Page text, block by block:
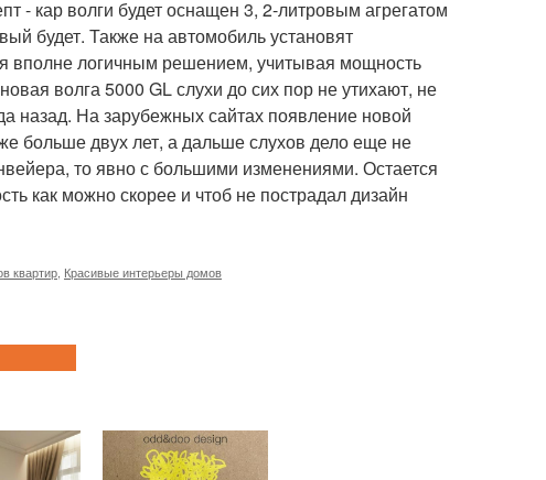
- кар волги будет оснащен 3, 2-литровым агрегатом
будет. Также на автомобиль установят
вполне логичным решением, учитывая мощность
волга 5000 GL слухи до сих пор не утихают, не
назад. На зарубежных сайтах появление новой
больше двух лет, а дальше слухов дело еще не
то явно с большими изменениями. Остается
как можно скорее и чтоб не пострадал дизайн
квартир Красивые интерьеры домов